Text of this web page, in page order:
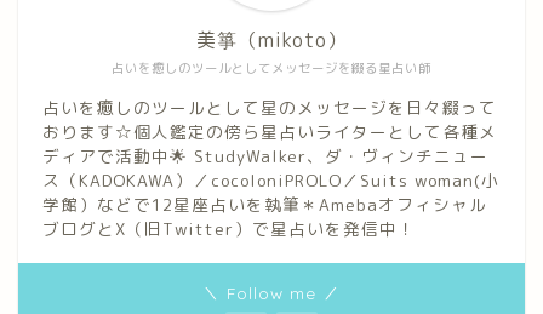
占いを癒しのツールとしてメッセージを綴る星占い師
美箏（mikoto）
占いを癒しのツールとして星のメッセージを日々綴って
おります☆個人鑑定の傍ら星占いライターとして各種メ
ディアで活動中🌟 StudyWalker、ダ・ヴィンチニュー
ス（KADOKAWA）／cocoloniPROLO／Suits woman(小
学館）などで12星座占いを執筆＊Amebaオフィシャル
ブログとX（旧Twitter）で星占いを発信中！
＼ Follow me ／